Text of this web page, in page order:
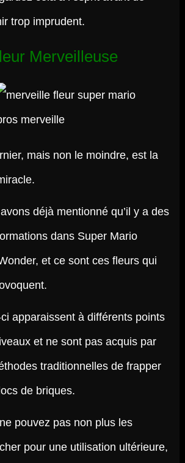
trop imprudent.
Merveilleuse
mais non le moindre, est la
déjà mentionné qu’il y a des
dans Super Mario
et ce sont ces fleurs qui
apparaissent à différents points
et ne sont pas acquis par
traditionnelles de frapper
de briques.
pouvez pas non plus les
pour une utilisation ultérieure,